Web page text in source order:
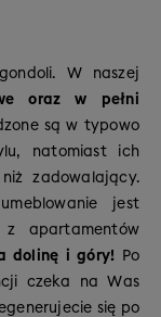
W naszej
oraz w pełni
są w typowo
natomiast ich
zadowalający.
jest
z apartamentów
dolinę i góry!
Po
czeka na Was
się po